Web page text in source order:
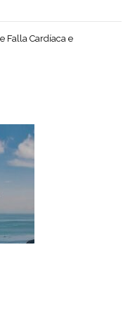
Falla Cardíaca e